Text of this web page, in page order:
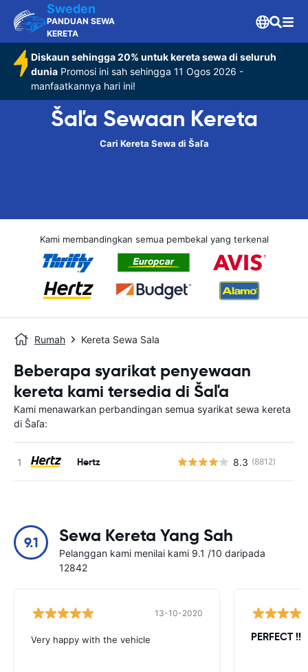
Sweden
PANDUAN SEWA
KERETA
Diskaun sehingga 20% untuk kereta sewa di seluruh
dunia Promosi ini sah sehingga 11 Ogos 2026 -
manfaatkannya hari ini!
Šaľa Sewaan Kereta
Cari Kereta Sewa di Šaľa
Kami membandingkan semua pembekal yang terkenal
Rumah Kereta Sewa Sala
Beberapa syarikat penyewaan
kereta kami tersedia di Šaľa
Kami menawarkan perbandingan semua syarikat sewa kereta
di Šaľa:
Hertz 8.3 (8812)
9.1 Sewa Kereta Yang Sah
Pelanggan kami menilai kami 9.1 /10 daripada
12842
13-10-2020
Very happy with the vehicle PERFECT